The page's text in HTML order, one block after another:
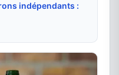
indépendants :